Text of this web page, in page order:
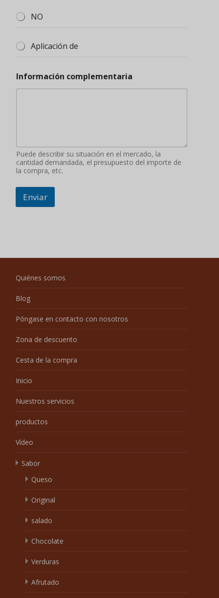
NO
Aplicación de
Información complementaria
Puede describir su situación en el mercado, la
cantidad demandada, el presupuesto del importe de
la compra, etc.
Enviar
Quiénes somos
Blog
Póngase en contacto con nosotros
Zona de descuento
Cesta de la compra
Inicio
Nuestros servicios
productos
Vídeo
Sabor
Queso
Original
salado
Chocolate
Verduras
Afrutado